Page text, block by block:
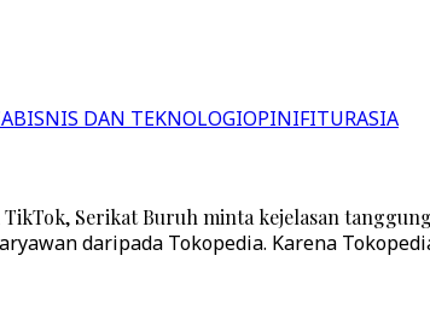
BISNIS DAN TEKNOLOGIOPINIFITURASIA
Serikat Buruh minta kejelasan
daripada Tokopedia. Karena